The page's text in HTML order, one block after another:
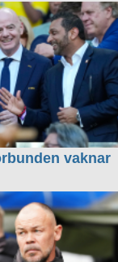
vaknar